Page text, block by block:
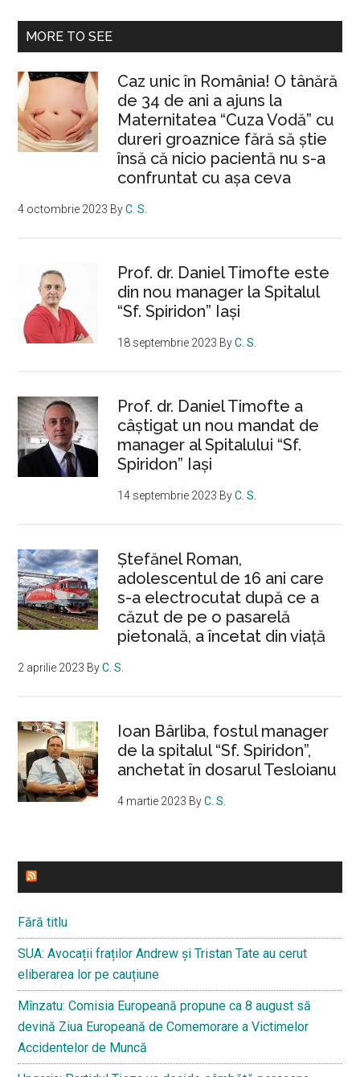
MORE TO SEE
Caz unic în România! O tânără
de 34 de ani a ajuns la
Maternitatea “Cuza Vodă” cu
dureri groaznice fără să ştie
însă că nicio pacientă nu s-a
confruntat cu așa ceva
4 octombrie 2023 ByC. S.
Prof. dr. Daniel Timofte este
din nou manager la Spitalul
“Sf. Spiridon” Iaşi
18 septembrie 2023 ByC. S.
Prof. dr. Daniel Timofte a
câștigat un nou mandat de
manager al Spitalului “Sf.
Spiridon” Iași
14 septembrie 2023 ByC. S.
Ştefănel Roman,
adolescentul de 16 ani care
s-a electrocutat după ce a
căzut de pe o pasarelă
pietonală, a încetat din viață
2 aprilie 2023 ByC. S.
Ioan Bârliba, fostul manager
de la spitalul “Sf. Spiridon”,
anchetat în dosarul Tesloianu
4 martie 2023 ByC. S.
Fără titlu
SUA: Avocații fraților Andrew și Tristan Tate au cerut
eliberarea lor pe cauțiune
Mînzatu: Comisia Europeană propune ca 8 august să
devină Ziua Europeană de Comemorare a Victimelor
Accidentelor de Muncă